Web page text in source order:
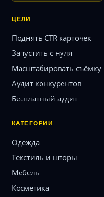
ЦЕЛИ
Поднять CTR карточек
Запустить с нуля
Масштабировать съёмку
Аудит конкурентов
Бесплатный аудит
КАТЕГОРИИ
Одежда
Текстиль и шторы
Мебель
Косметика